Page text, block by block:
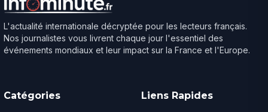
L'actualité internationale décryptée pour les lecteurs français.
Nos journalistes vous livrent chaque jour l'essentiel des
événements mondiaux et leur impact sur la France et l'Europe.
Catégories Liens Rapides